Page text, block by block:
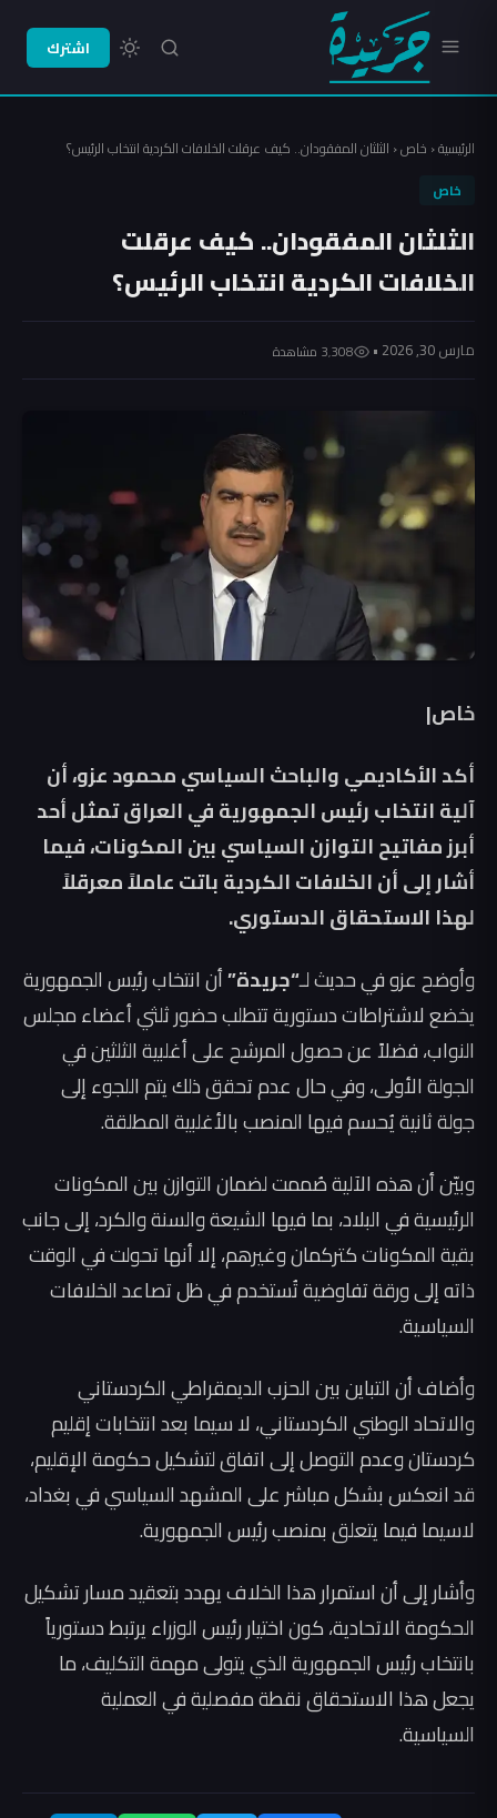
اشترك
الرئيسية‹ خاص‹ الثلثان المفقودان.. كيف عرقلت الخلافات الكردية انتخاب الرئيس؟
خاص
الثلثان المفقودان.. كيف عرقلت
الخلافات الكردية انتخاب الرئيس؟
مارس 30, 2026 • 3٬308 مشاهدة
خاص|
أكد الأكاديمي والباحث السياسي محمود عزو، أن
آلية انتخاب رئيس الجمهورية في العراق تمثل أحد
أبرز مفاتيح التوازن السياسي بين المكونات، فيما
أشار إلى أن الخلافات الكردية باتت عاملاً معرقلاً
لهذا الاستحقاق الدستوري.
وأوضح عزو في حديث لـ“جريدة”أن انتخاب رئيس الجمهورية
يخضع لاشتراطات دستورية تتطلب حضور ثلثي أعضاء مجلس
النواب، فضلاً عن حصول المرشح على أغلبية الثلثين في
الجولة الأولى، وفي حال عدم تحقق ذلك يتم اللجوء إلى
جولة ثانية يُحسم فيها المنصب بالأغلبية المطلقة.
وبيّن أن هذه الآلية صُممت لضمان التوازن بين المكونات
الرئيسية في البلاد، بما فيها الشيعة والسنة والكرد، إلى جانب
بقية المكونات كتركمان وغيرهم، إلا أنها تحولت في الوقت
ذاته إلى ورقة تفاوضية تُستخدم في ظل تصاعد الخلافات
السياسية.
وأضاف أن التباين بين الحزب الديمقراطي الكردستاني
والاتحاد الوطني الكردستاني، لا سيما بعد انتخابات إقليم
كردستان وعدم التوصل إلى اتفاق لتشكيل حكومة الإقليم،
قد انعكس بشكل مباشر على المشهد السياسي في بغداد،
لاسيما فيما يتعلق بمنصب رئيس الجمهورية.
وأشار إلى أن استمرار هذا الخلاف يهدد بتعقيد مسار تشكيل
الحكومة الاتحادية، كون اختيار رئيس الوزراء يرتبط دستورياً
بانتخاب رئيس الجمهورية الذي يتولى مهمة التكليف، ما
يجعل هذا الاستحقاق نقطة مفصلية في العملية
السياسية.